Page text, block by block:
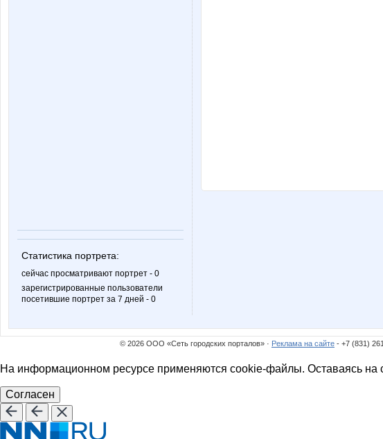
Статистика портрета:
сейчас просматривают портрет - 0
зарегистрированные пользователи
посетившие портрет за 7 дней - 0
© 2026 ООО «Сеть городских порталов» · Реклама на сайте - +7 (831)
На информационном ресурсе применяются cookie-файлы. Оставаясь на
Согласен